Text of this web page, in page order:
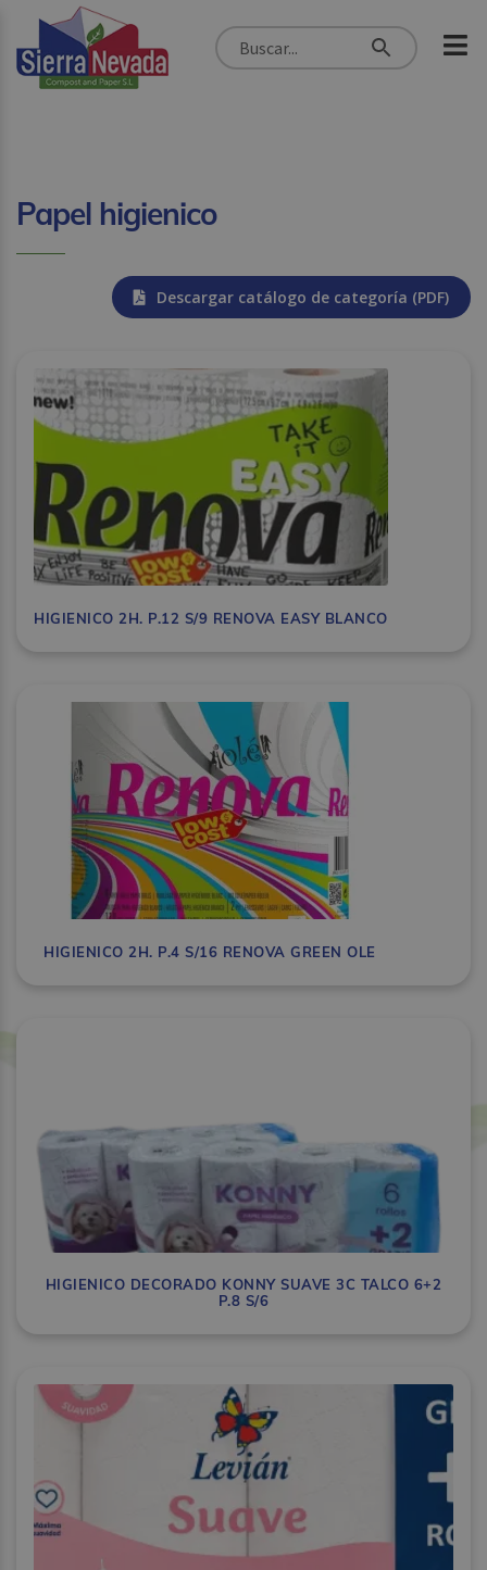
Papel higienico
Descargar catálogo de categoría (PDF)
HIGIENICO 2H. P.12 S/9 RENOVA EASY BLANCO
HIGIENICO 2H. P.4 S/16 RENOVA GREEN OLE
HIGIENICO DECORADO KONNY SUAVE 3C TALCO 6+2
P.8 S/6